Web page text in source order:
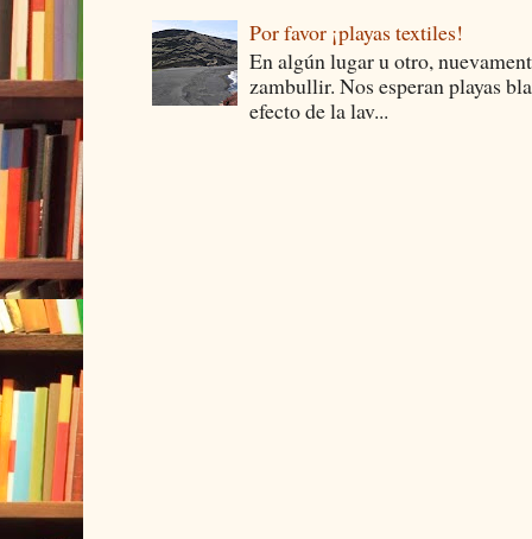
Por favor ¡playas textiles!
En algún lugar u otro,
zambullir. Nos esperan playas
efecto de la lav...